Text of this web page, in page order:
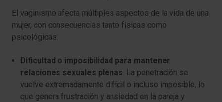
El vaginismo afecta múltiples aspectos de la vida de una
mujer, con consecuencias tanto físicas como
psicológicas:
Dificultad o imposibilidad para mantener
relaciones sexuales plenas. La penetración se
vuelve extremadamente difícil o incluso imposible, lo
que genera frustración y ansiedad en la pareja y